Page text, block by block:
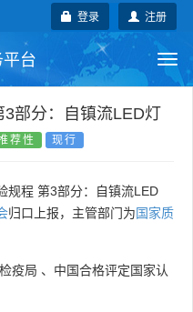
注册
登录
台
准 地方标准
会
部分：自镇流LED灯
荐性 现行
规程 第3部分：自镇流LED
归口上报，主管部门为国家质
疫局 、 中国合格评定国家认